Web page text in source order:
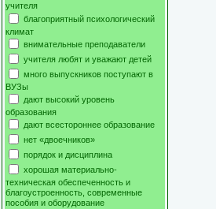
учителя
благоприятный психологический
климат
внимательные преподаватели
учителя любят и уважают детей
много выпускников поступают в
ВУЗы
дают высокий уровень
образования
дают всестороннее образование
нет «двоечников»
порядок и дисциплина
хорошая материально-
техническая обеспеченность и
благоустроенность, современные
пособия и оборудование